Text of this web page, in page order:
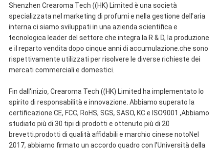
Shenzhen Crearoma Tech ((HK) Limited è una società
specializzata nel marketing di profumi e nella gestione dell'aria
interna.ci siamo sviluppati in una azienda scientifica e
tecnologica leader del settore che integra la R & D, la produzione
e il reparto vendita dopo cinque anni di accumulazione.che sono
rispettivamente utilizzati per risolvere le diverse richieste dei
mercati commerciali e domestici.
Fin dall'inizio, Crearoma Tech ((HK) Limited ha implementato lo
spirito di responsabilità e innovazione. Abbiamo superato la
certificazione CE, FCC, RoHS, SGS, SASO, KC e ISO9001.,Abbiamo
studiato più di 30 tipi di prodotti e ottenuto più di 20
brevetti.prodotti di qualità affidabili e marchio cinese notoNel
2017, abbiamo firmato un accordo quadro con l'Università della